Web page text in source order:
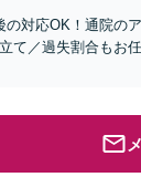
対応OK！通院の
て／過失割合もお